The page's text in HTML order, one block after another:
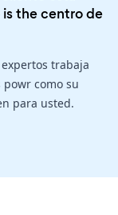
thecentro de
trabaja
como su
para usted.